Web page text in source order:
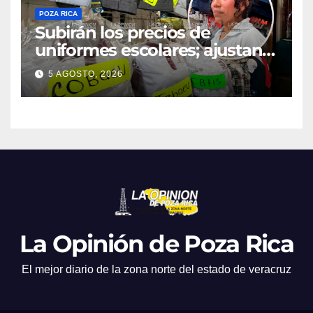
POZA RICA
Subirán los precios de
uniformes escolares; ajustan
promociones
5 AGOSTO, 2026
La Opinión de Poza Rica
El mejor diario de la zona norte del estado de veracruz